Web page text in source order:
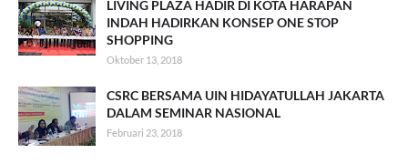
LIVING PLAZA HADIR DI KOTA HARAPAN
INDAH HADIRKAN KONSEP ONE STOP
SHOPPING
Oktober 13, 2018
CSRC BERSAMA UIN HIDAYATULLAH JAKARTA
DALAM SEMINAR NASIONAL
Februari 23, 2018